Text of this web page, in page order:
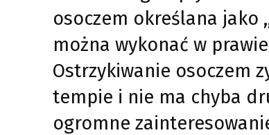
osoczem określana jako
można wykonać w
Ostrzykiwanie osoczem
tempie i nie ma chyba
ogromne